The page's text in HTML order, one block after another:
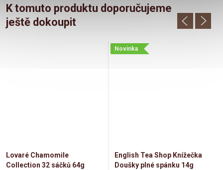
K tomuto produktu doporučujeme
ještě dokoupit
Lovaré Chamomile
Collection 32 sáčků 64g
Novinka
English Tea Shop Knížečka
Doušky plné spánku 14g